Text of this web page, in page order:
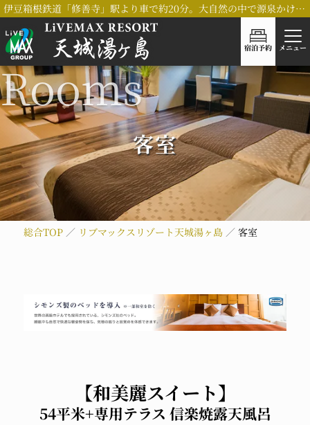
伊豆箱根鉄道「修善寺」駅より車で約20分。大自然の中で源泉かけ流し「木太刀の湯」を堪能いただける、リブマックスリゾート天城湯ヶ島
宿泊予約 メニュー
客室
総合TOP リブマックスリゾート天城湯ヶ島 客室
【和美麗スイート】
54平米+専用テラス 信楽焼露天風呂